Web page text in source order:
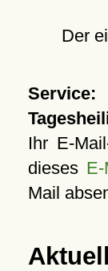
Der
Service:
Ihr E-
dieses
Mail